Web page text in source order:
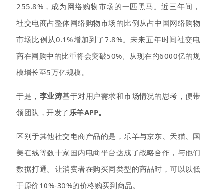
255.8%，成为网络购物市场的一匹黑马。近三年间，
社交电商占整体网络购物市场的比例从占中国网络购物
市场比例从0.1%增加到了7.8%。未来五年时间社交电
商在网购中的比重将会突破50%。从现在的6000亿的规
模增长至5万亿规模。
于是， 李业涛基于对用户需求和市场情况的思考，便带
领团队，开发了乐羊APP。
区别于其他社交电商产品的是，乐羊与京东、天猫、国
美在线等数十家国内电商平台达成了战略合作，与他们
数据打通。让消费者在购买同类型的商品时，可以以低
于原价10%-30%的价格购买到商品。